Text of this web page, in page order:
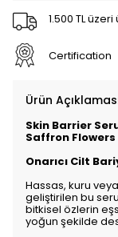
1.500 TL
Certification
Ürün
Skin Barrier
Saffron Flowers
Onarıcı Cilt
Hassas, kuru
geliştirilen bu
bitkisel özlerin
yoğun şekilde